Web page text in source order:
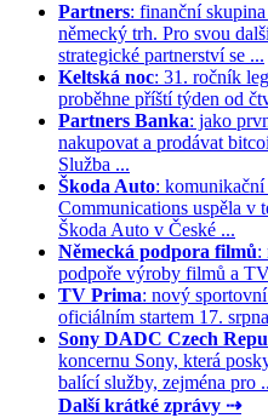
Partners: finanční
německý trh. Pro svou
strategické partnerství se ...
Keltská noc: 31. ročník
proběhne příští týden od
Partners Banka: jako
nakupovat a prodávat
Služba ...
Škoda Auto:
Communications uspěla v
Škoda Auto v České ...
Německá podpora filmů:
podpoře výroby filmů a
TV Prima: nový
oficiálním startem 17.
Sony DADC Czech
koncernu Sony, která
balící služby, zejména pro
Další krátké zprávy ⇢